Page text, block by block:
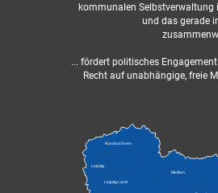
kommunalen Selbstverwaltung
und das gerade
... fördert politisches
Recht auf unabhängige, freie
Leipzig
Leipzig Land
Meißen
Nordsachsen